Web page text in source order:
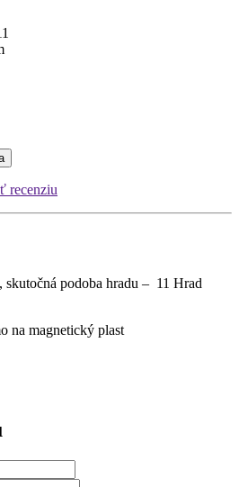
recenziu
skutočná podoba hradu – 11 Hrad
na magnetický plast